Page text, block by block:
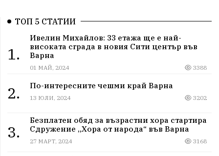
ТОП 5 СТАТИИ
1.
Ивелин Михайлов: 33 етажа ще е най-
високата сграда в новия Сити център във
Варна
01 МАЙ, 2024 3388
2. По-интересните чешми край Варна
13 ЮЛИ, 2024 3202
3.
Безплатен обяд за възрастни хора стартира
Сдружение „Хора от народа“ във Варна
27 МАРТ, 2024 3168